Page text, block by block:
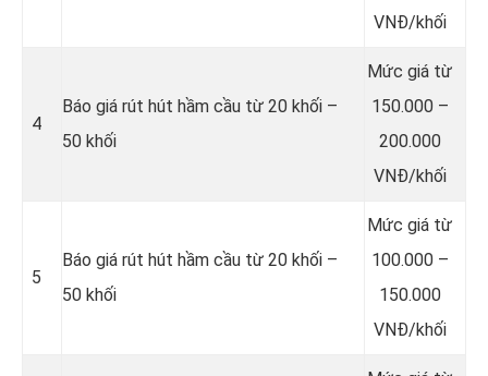
VNĐ/khối
4
Báo giá rút hút hầm cầu từ 20 khối –
50 khối
Mức giá từ
150.000 –
200.000
VNĐ/khối
5
Báo giá rút hút hầm cầu từ 20 khối –
50 khối
Mức giá từ
100.000 –
150.000
VNĐ/khối